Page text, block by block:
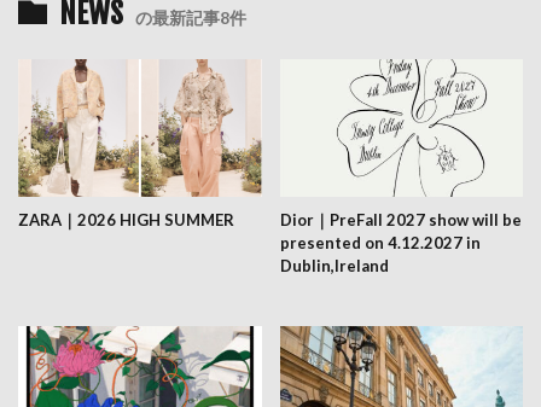
NEWS の最新記事8件
ZARA｜2026 HIGH SUMMER
Dior｜PreFall 2027 show will be
presented on 4.12.2027 in
Dublin,Ireland